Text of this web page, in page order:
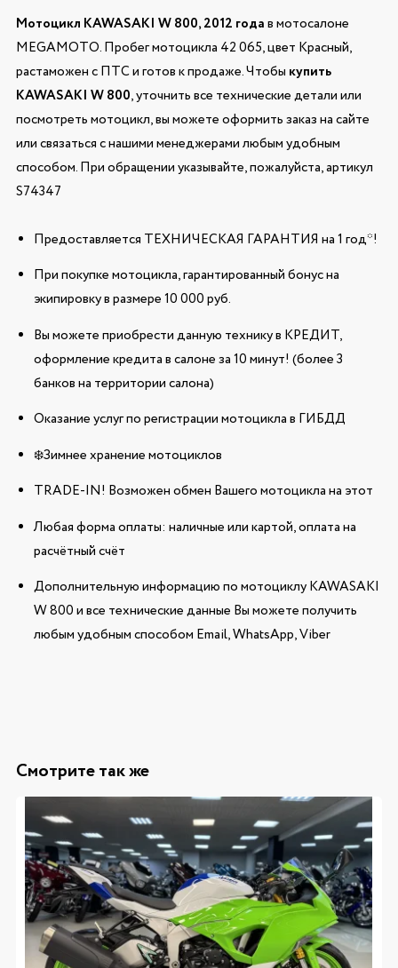
Мотоцикл KAWASAKI W 800, 2012 годав мотосалоне
MEGAMOTO. Пробег мотоцикла 42 065, цвет Красный,
растаможен с ПТС и готов к продаже. Чтобы купить
KAWASAKI W 800, уточнить все технические детали или
посмотреть мотоцикл, вы можете оформить заказ на сайте
или связаться с нашими менеджерами любым удобным
способом. При обращении указывайте, пожалуйста, артикул
S74347
Предоставляется ТЕХНИЧЕСКАЯ ГАРАНТИЯ на 1 год*!
При покупке мотоцикла, гарантированный бонус на
экипировку в размере 10 000 руб.
Вы можете приобрести данную технику в КРЕДИТ,
оформление кредита в салоне за 10 минут! (более 3
банков на территории салона)
Оказание услуг по регистрации мотоцикла в ГИБДД
❄️Зимнее хранение мотоциклов
TRADE-IN! Возможен обмен Вашего мотоцикла на этот
Любая форма оплаты: наличные или картой, оплата на
расчётный счёт
Дополнительную информацию по мотоциклу KAWASAKI
W 800 и все технические данные Вы можете получить
любым удобным способом Email, WhatsApp, Viber
Смотрите так же